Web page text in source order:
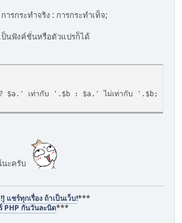
ารกระทำจริง : การกระทำเท็จ;
ป็นฟังค์ชั่นหรือตัวแปรก็ได้
$a.' เท่ากับ '.$b : $a.' ไม่เท่ากับ '.$b;
นะครับ
แชร์ทุกเรื่อง ถ้าเป็นเว็บ!***
PHP กันวันละนิด***